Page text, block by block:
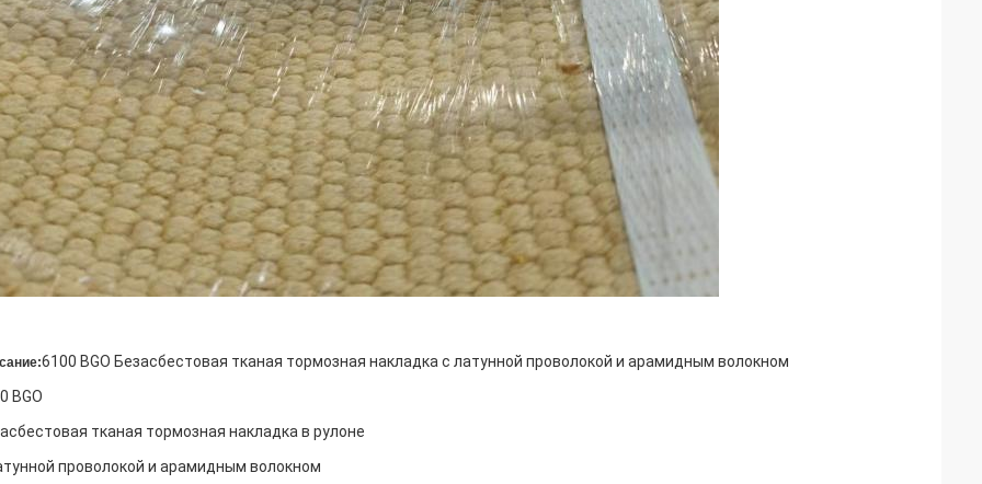
6100 BGO Безасбестовая тканая тормозная накладка с латунной проволокой и арамидным волокном
BGO
тканая тормозная накладка в рулоне
проволокой и арамидным волокном